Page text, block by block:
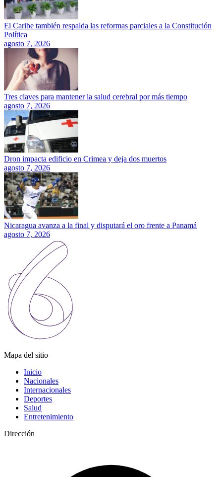
El Caribe también respalda las reformas parciales a la Constitución
Política
agosto 7, 2026
Tres claves para mantener la salud cerebral por más tiempo
agosto 7, 2026
Dron impacta edificio en Crimea y deja dos muertos
agosto 7, 2026
Nicaragua avanza a la final y disputará el oro frente a Panamá
agosto 7, 2026
Mapa del sitio
Inicio
Nacionales
Internacionales
Deportes
Salud
Entretenimiento
Dirección